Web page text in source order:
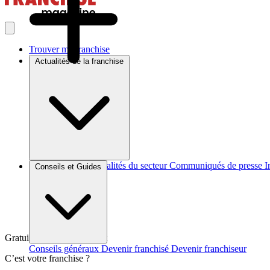
Trouver ma franchise
Actualités de la franchise
Brèves et actus Actualités du secteur Communiqués de presse
Conseils et Guides
Conseils généraux Devenir franchisé Devenir franchiseur
Gratuit et sans engagement
C’est votre franchise ?